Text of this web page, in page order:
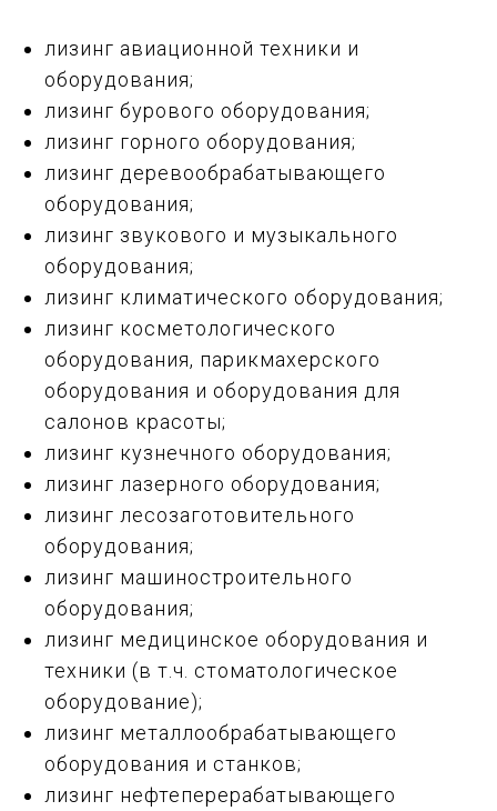
лизинг авиационной техники и
оборудования;
лизинг бурового оборудования;
лизинг горного оборудования;
лизинг деревообрабатывающего
оборудования;
лизинг звукового и музыкального
оборудования;
лизинг климатического оборудования;
лизинг косметологического
оборудования, парикмахерского
оборудования и оборудования для
салонов красоты;
лизинг кузнечного оборудования;
лизинг лазерного оборудования;
лизинг лесозаготовительного
оборудования;
лизинг машиностроительного
оборудования;
лизинг медицинское оборудования и
техники (в т.ч. стоматологическое
оборудование);
лизинг металлообрабатывающего
оборудования и станков;
лизинг нефтеперерабатывающего